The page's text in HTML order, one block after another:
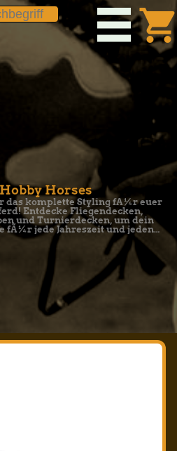
Horses
das komplette Styling fÃ¼r euer
Entdecke Fliegendecken,
und Turnierdecken, um dein
fÃ¼r jede Jahreszeit und jeden
perfekt auszustatten.